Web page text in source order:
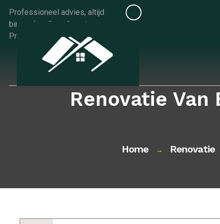
content
Professioneel advies, altijd
binnen handbereik met
Progids.be
Renovatie Van
Home → Renovatie